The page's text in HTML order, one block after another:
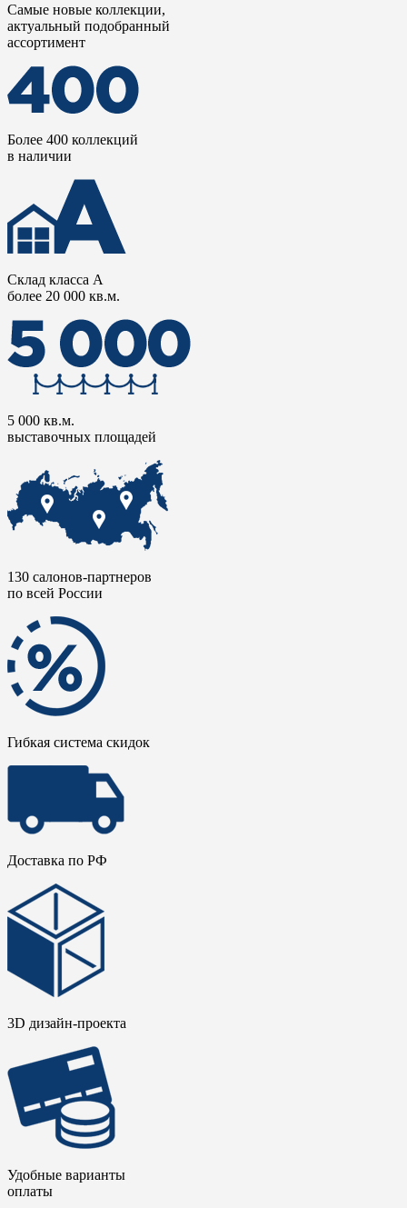
Самые новые коллекции,
актуальный подобранный
ассортимент
Более 400 коллекций
в наличии
Склад класса А
более 20 000 кв.м.
5 000 кв.м.
выставочных площадей
130 салонов-партнеров
по всей России
Гибкая система скидок
Доставка по РФ
3D дизайн-проекта
Удобные варианты
оплаты